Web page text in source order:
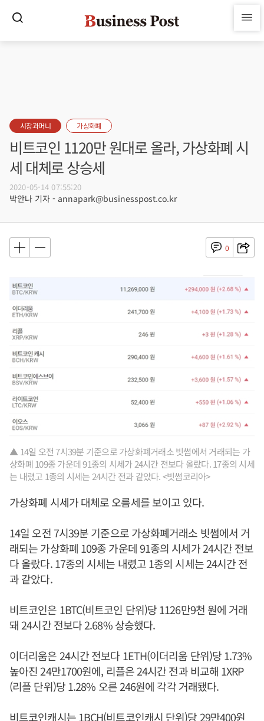
시장과머니 가상화폐
비트코인 1120만 원대로 올라, 가상화폐 시
세 대체로 상승세
2020-05-14 07:55:20
박안나 기자 - annapark@businesspost.co.kr
0
▲ 14일 오전 7시39분 기준으로 가상화폐거래소 빗썸에서 거래되는 가
상화폐 109종 가운데 91종의 시세가 24시간 전보다 올랐다. 17종의 시세
는 내렸고 1종의 시세는 24시간 전과 같았다. <빗썸코리아>
가상화폐 시세가 대체로 오름세를 보이고 있다.
14일 오전 7시39분 기준으로 가상화폐거래소 빗썸에서 거
래되는 가상화폐 109종 가운데 91종의 시세가 24시간 전보
다 올랐다. 17종의 시세는 내렸고 1종의 시세는 24시간 전
과 같았다.
비트코인은 1BTC(비트코인 단위)당 1126만9천 원에 거래
돼 24시간 전보다 2.68% 상승했다.
이더리움은 24시간 전보다 1ETH(이더리움 단위)당 1.73%
높아진 24만1700원에, 리플은 24시간 전과 비교해 1XRP
(리플 단위)당 1.28% 오른 246원에 각각 거래됐다.
비트코인캐시는 1BCH(비트코인캐시 단위)당 29만400원